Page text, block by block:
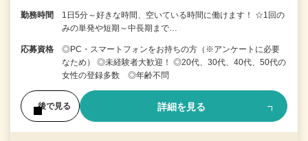
勤務時間
1日5分～好きな時間、空いている時間に働けます！ ☆1回の
みの単発や短期～中長期まで…
応募資格
◎PC・スマートフォンをお持ちの方（※アンケートに必要
なため） ◎未経験者大歓迎！ ◎20代、30代、40代、50代の
女性の登録多数 ◎年齢不問
後で見る 詳細を見る